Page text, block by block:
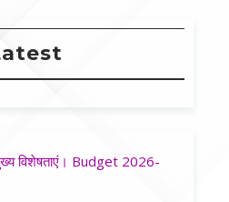
विशेषताएं। Budget 2026-